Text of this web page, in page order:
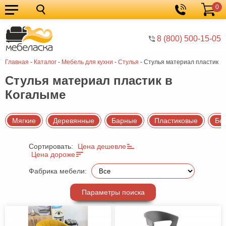
8 (800) 500-15-05
Корзина
0
Главная - Каталог - Мебель для кухни - Стулья - Стулья материал пластик
Кухонные
гарнитуры
Мебель
для
кухни
Мебель
для
спальни
Кровати
Шкафы
Диваны
Мягкая
Мебель
прихожей
Комоды
Стулья материал пластик в
Когалыме
Мягкие Деревянные Барные Пластиковые
Сортировать:
Цена дешевле
Цена дороже
Фабрика мебели:
Параметры поиска